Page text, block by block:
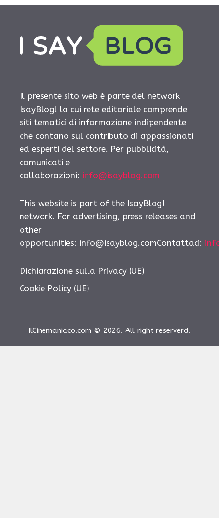
Il presente sito web è parte del network
IsayBlog! la cui rete editoriale comprende
siti tematici di informazione indipendente
che contano sul contributo di appassionati
ed esperti del settore. Per pubblicità,
comunicati e
collaborazioni: info@isayblog.com
This website is part of the IsayBlog!
network. For advertising, press releases and
other
opportunities: info@isayblog.comContattaci:
Dichiarazione sulla Privacy (UE)
Cookie Policy (UE)
IlCinemaniaco.com © 2026. All right reserverd.